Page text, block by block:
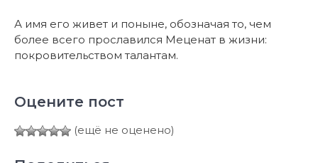
А имя его живет и поныне, обозначая то, чем
более всего прославился Меценат в жизни:
покровительством талантам.
Оцените пост
(ещё не оценено)